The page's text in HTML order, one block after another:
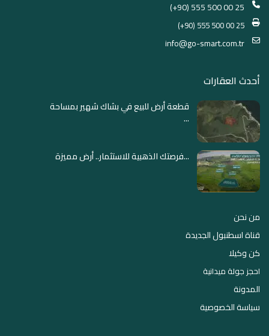
(+90) 555 500 00 25
(+90) 555 500 00 25
info@go-smart.com.tr
أحدث العقارات
قطعة أرض للبيع في بشاك شهير بمساحة
...
فرصتك الذهبية للاستثمار.. أرض مميزة...
من نحن
قناة اسطنبول الجديدة
كن وكيلا
احجز جولة ميدانية
المدونة
سياسة الخصوصية